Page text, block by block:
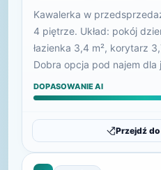
Kawalerka w
4 piętrze. Układ: pokój
łazienka 3,4 m², korytarz
Dobra opcja pod najem dla
DOPASOWANIE AI
Przejdź do